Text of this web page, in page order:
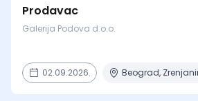
Prodavac
Galerija Podova d.o.o.
02.09.2026. Beograd,